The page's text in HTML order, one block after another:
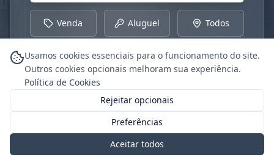
Venda Aluguel Todos
Usamos cookies essenciais para o funcionamento do site.
Outros cookies opcionais melhoram sua experiência.
Política de Cookies
Rejeitar opcionais
Preferências
Aceitar todos